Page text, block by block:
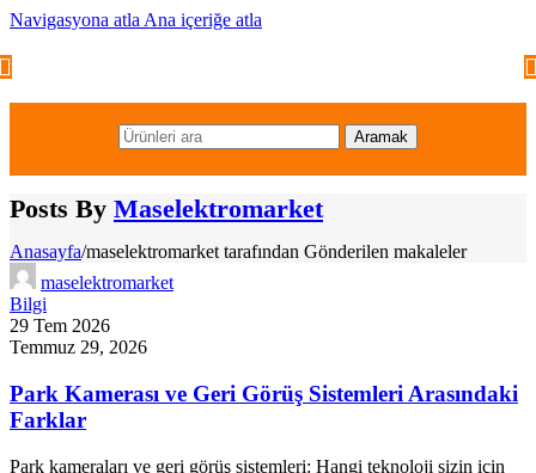
Navigasyona atla Ana içeriğe atla
Aramak
Posts By Maselektromarket
Anasayfa/maselektromarket tarafından Gönderilen makaleler
maselektromarket
Bilgi
29 Tem 2026
Temmuz 29, 2026
Park Kamerası ve Geri Görüş Sistemleri Arasındaki
Farklar
Park kameraları ve geri görüş sistemleri: Hangi teknoloji sizin için